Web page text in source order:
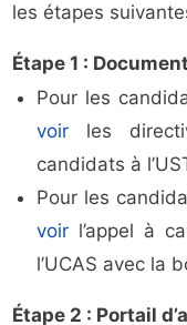
les étapes
Étape 1 :
Pour les
voir les
candidats à
Pour les
voir l’appel à
l’UCAS avec la
Étape 2 : Portail